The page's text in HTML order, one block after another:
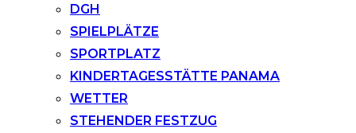
DGH
SPIELPLÄTZE
SPORTPLATZ
KINDERTAGESSTÄTTE PANAMA
WETTER
STEHENDER FESTZUG